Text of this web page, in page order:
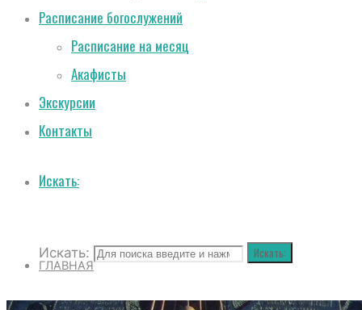
Расписание богослужений
Расписание на месяц
Акафисты
Экскурсии
Контакты
Искать:
Искать: Искать:
ГЛАВНАЯ